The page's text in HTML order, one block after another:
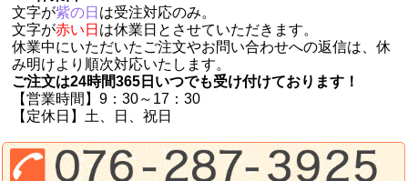
文字が紫の日 は受注対応のみ。
文字が赤い日 は休業日とさせていただきます。
休業中にいただいたご注文やお問い合わせへの返信は、休
み明けより順次対応いたします。
ご注文は24時間365日いつでも受け付けております！
【営業時間】9：30～17：30
【定休日】土、日、祝日